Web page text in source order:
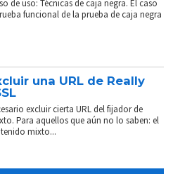
de uso: Técnicas de caja negra. El caso
funcional de la prueba de caja negra
una URL de Really
excluir cierta URL del fijador de
Para aquellos que aún no lo saben: el
mixto...